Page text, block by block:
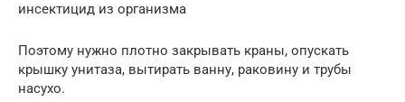
инсектицид из организма
Поэтому нужно плотно закрывать краны, опускать
крышку унитаза, вытирать ванну, раковину и трубы
насухо.